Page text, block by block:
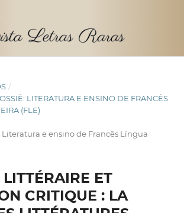
/
LITERATURA E ENSINO DE FRANCÊS
(FLE)
Literatura e ensino de Francês Língua
ET
CRITIQUE : LA